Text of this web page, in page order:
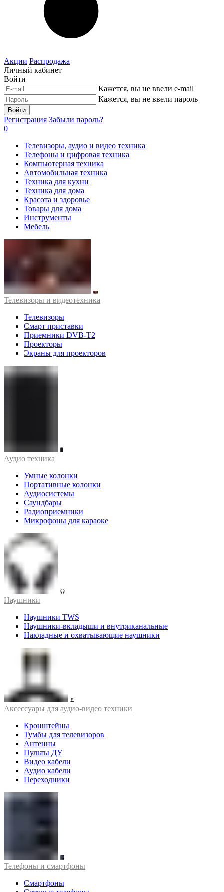
Акции Распродажа
Личный кабинет
Войти
Кажется, вы не ввели e-mail
Кажется, вы не ввели пароль
Войти
Регистрация Забыли пароль?
0
Телевизоры, аудио и видео техника
Телефоны и цифровая техника
Компьютерная техника
Автомобильная техника
Техника для кухни
Техника для дома
Красота и здоровье
Товары для дома
Инструменты
Мебель
Телевизоры и видеотехника
Телевизоры
Смарт приставки
Приемники DVB-T2
Проекторы
Экраны для проекторов
Аудио техника
Умные колонки
Портативные колонки
Аудиосистемы
Саундбары
Радиоприемники
Микрофоны для караоке
Наушники
Наушники TWS
Наушники-вкладыши и внутриканальные
Накладные и охватывающие наушники
Аксессуары для аудио-видео техники
Кронштейны
Тумбы для телевизоров
Антенны
Пульты ДУ
Видео кабели
Аудио кабели
Переходники
Телефоны и смартфоны
Смартфоны